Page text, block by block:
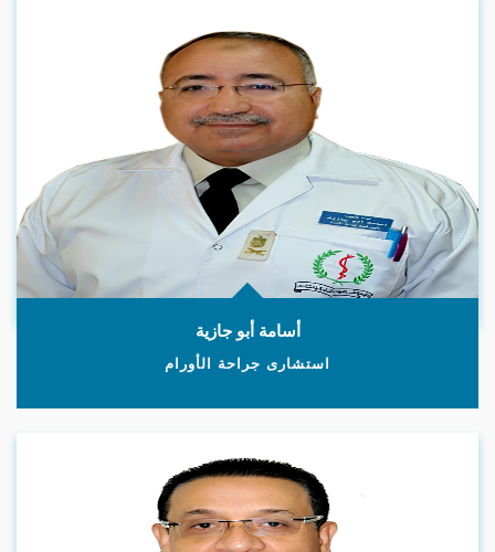
أسامة أبو جازية
استشارى جراحة الأورام